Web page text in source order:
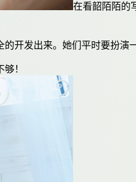
在看韶陌陌的
开发出来。她们平时要扮演
！